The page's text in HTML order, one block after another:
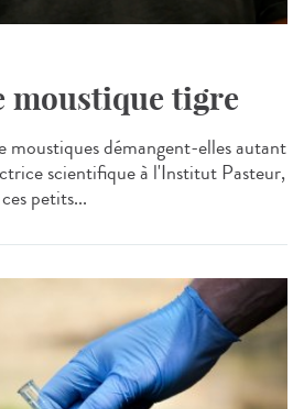
moustique tigre
moustiques démangent-elles autant
scientifique à l'Institut Pasteur,
petits...